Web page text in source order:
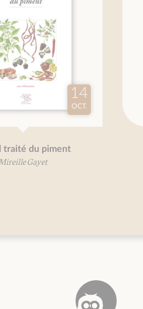
traité des herbes
aromatiques